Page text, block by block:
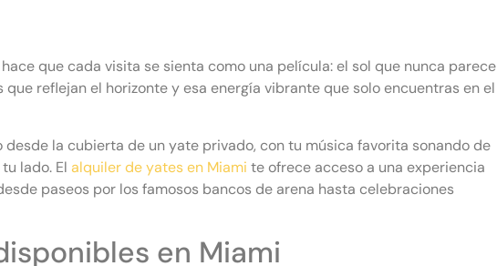
que cada visita se sienta como una película: el sol que nunca parece
que reflejan el horizonte y esa energía vibrante que solo encuentras en el
la cubierta de un yate privado, con tu música favorita sonando de
lado. El alquiler de yates en Miami te ofrece acceso a una experiencia
paseos por los famosos bancos de arena hasta celebraciones
en Miami